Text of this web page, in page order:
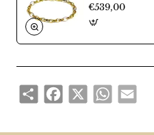
€539,00
ShareFacebook
X WhatsAppEmail